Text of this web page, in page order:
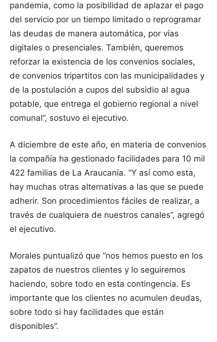
pandemia, como la posibilidad de aplazar el pago
del servicio por un tiempo limitado o reprogramar
las deudas de manera automática, por vías
digitales o presenciales. También, queremos
reforzar la existencia de los convenios sociales,
de convenios tripartitos con las municipalidades y
de la postulación a cupos del subsidio al agua
potable, que entrega el gobierno regional a nivel
comunal”, sostuvo el ejecutivo.
A diciembre de este año, en materia de convenios
la compañía ha gestionado facilidades para 10 mil
422 familias de La Araucanía. “Y así como esta,
hay muchas otras alternativas a las que se puede
adherir. Son procedimientos fáciles de realizar, a
través de cualquiera de nuestros canales”, agregó
el ejecutivo.
Morales puntualizó que “nos hemos puesto en los
zapatos de nuestros clientes y lo seguiremos
haciendo, sobre todo en esta contingencia. Es
importante que los clientes no acumulen deudas,
sobre todo si hay facilidades que están
disponibles”.